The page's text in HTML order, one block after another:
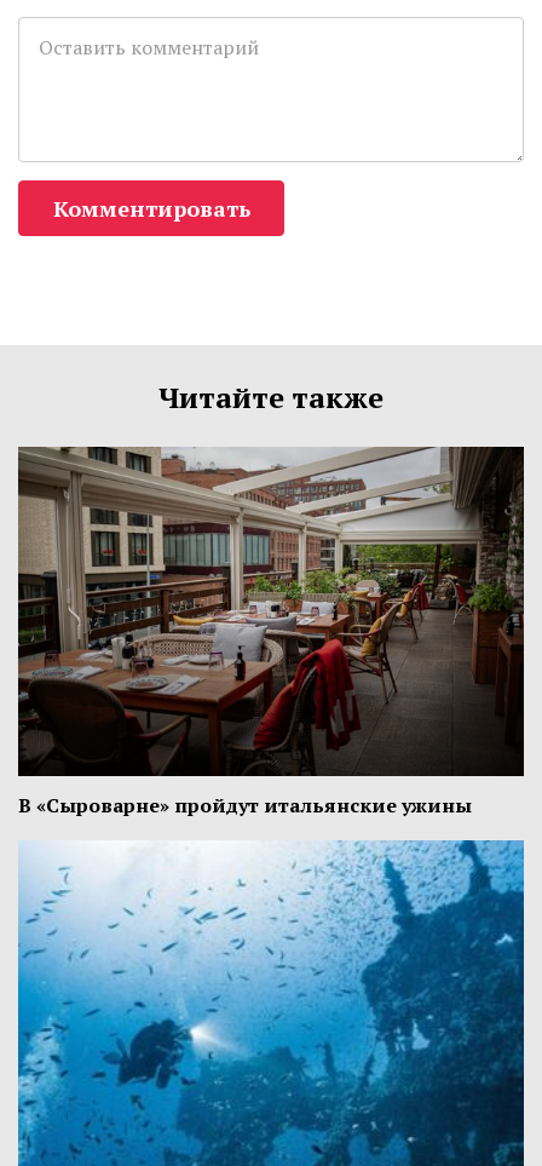
Комментировать
Читайте также
В «Сыроварне» пройдут итальянские ужины